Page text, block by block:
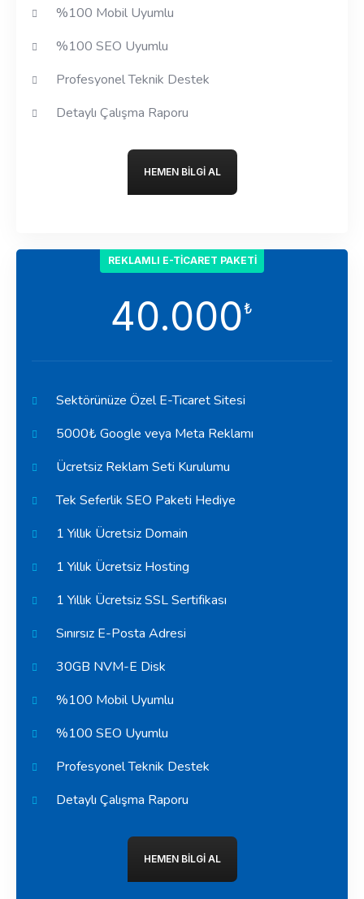
%100 Mobil Uyumlu
%100 SEO Uyumlu
Profesyonel Teknik Destek
Detaylı Çalışma Raporu
HEMEN BILGI AL
REKLAMLI E-TICARET PAKETI
40.000₺
Sektörünüze Özel E-Ticaret Sitesi
5000₺ Google veya Meta Reklamı
Ücretsiz Reklam Seti Kurulumu
Tek Seferlik SEO Paketi Hediye
1 Yıllık Ücretsiz Domain
1 Yıllık Ücretsiz Hosting
1 Yıllık Ücretsiz SSL Sertifikası
Sınırsız E-Posta Adresi
30GB NVM-E Disk
%100 Mobil Uyumlu
%100 SEO Uyumlu
Profesyonel Teknik Destek
Detaylı Çalışma Raporu
HEMEN BILGI AL